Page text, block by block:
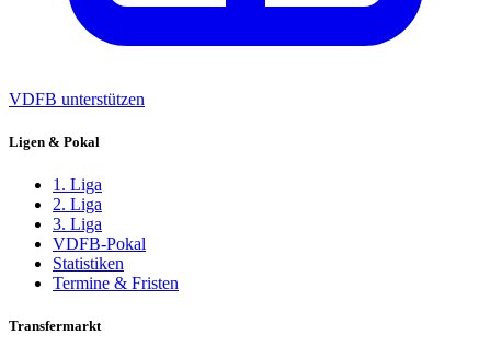
VDFB unterstützen
Ligen & Pokal
1. Liga
2. Liga
3. Liga
VDFB-Pokal
Statistiken
Termine & Fristen
Transfermarkt